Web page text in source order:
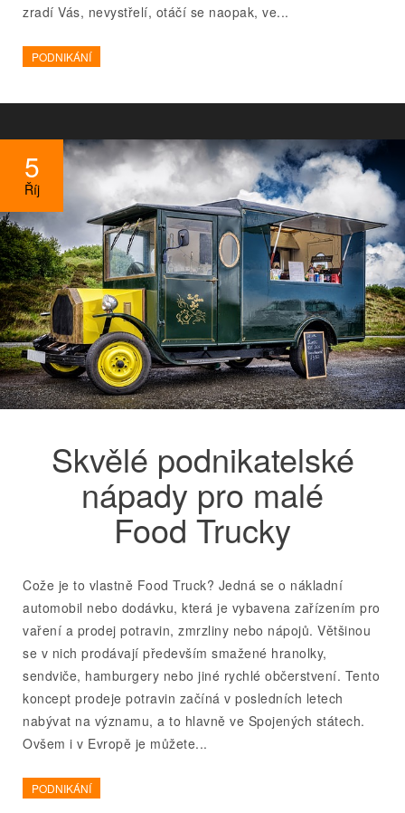
zradí Vás, nevystřelí, otáčí se naopak, ve...
PODNIKÁNÍ
5
Říj
Skvělé podnikatelské
nápady pro malé
Food Trucky
Cože je to vlastně Food Truck? Jedná se o nákladní
automobil nebo dodávku, která je vybavena zařízením pro
vaření a prodej potravin, zmrzliny nebo nápojů. Většinou
se v nich prodávají především smažené hranolky,
sendviče, hamburgery nebo jiné rychlé občerstvení. Tento
koncept prodeje potravin začíná v posledních letech
nabývat na významu, a to hlavně ve Spojených státech.
Ovšem i v Evropě je můžete...
PODNIKÁNÍ